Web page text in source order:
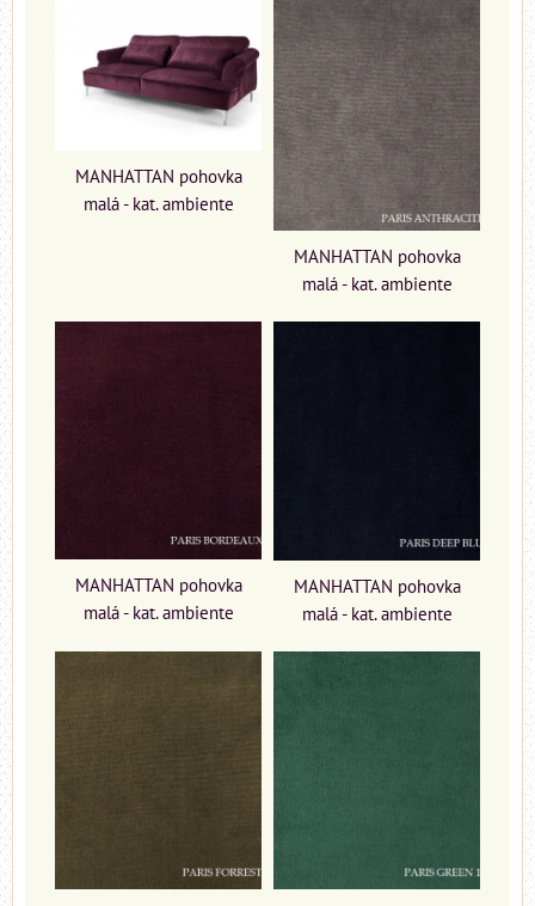
MANHATTAN pohovka
malá - kat. ambiente
MANHATTAN pohovka
malá - kat. ambiente
MANHATTAN pohovka
malá - kat. ambiente
MANHATTAN pohovka
malá - kat. ambiente